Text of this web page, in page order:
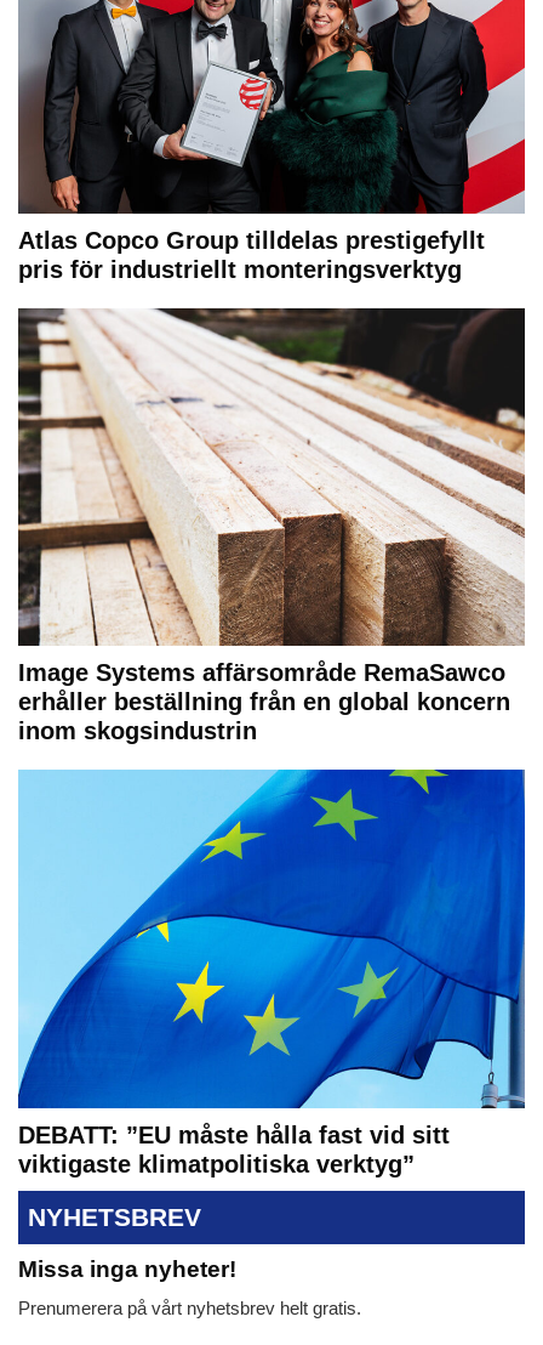
Atlas Copco Group tilldelas prestigefyllt
pris för industriellt monteringsverktyg
Image Systems affärsområde RemaSawco
erhåller beställning från en global koncern
inom skogsindustrin
DEBATT: ”EU måste hålla fast vid sitt
viktigaste klimatpolitiska verktyg”
NYHETSBREV
Missa inga nyheter!
Prenumerera på vårt nyhetsbrev helt gratis.